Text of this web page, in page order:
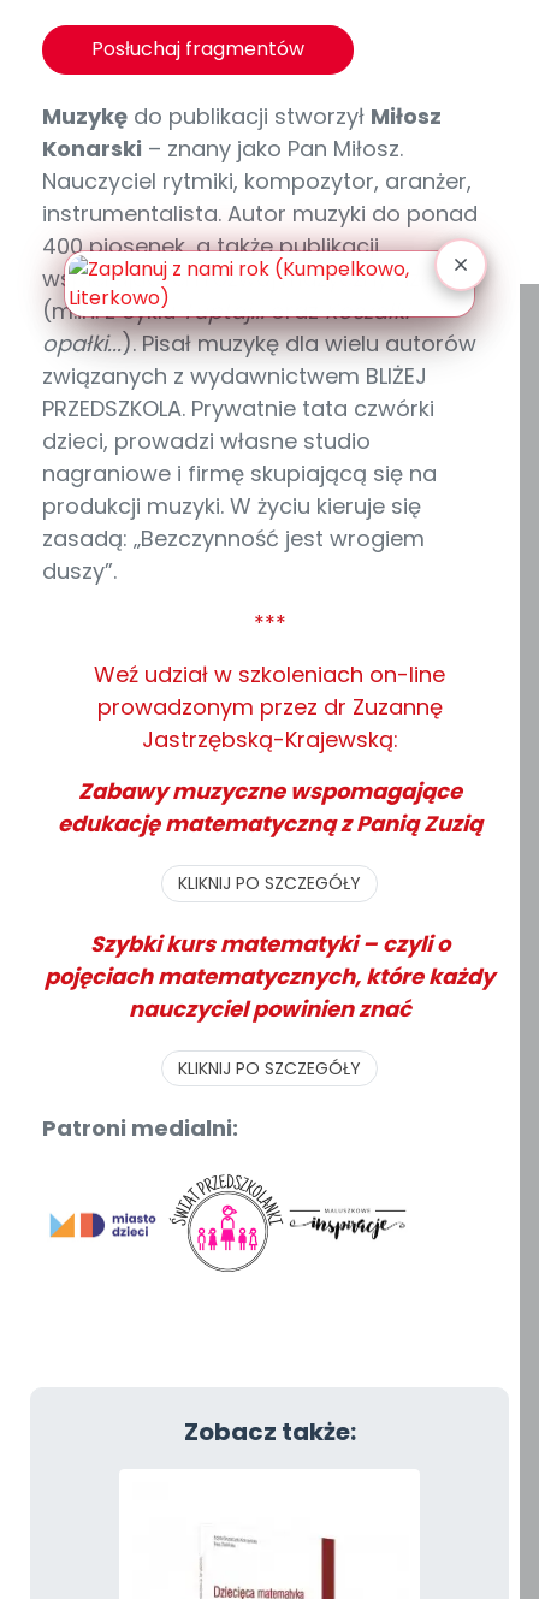
Posłuchaj fragmentów
Muzykę do publikacji stworzył Miłosz
Konarski – znany jako Pan Miłosz.
Nauczyciel rytmiki, kompozytor, aranżer,
instrumentalista. Autor muzyki do ponad
400 piosenek, a także publikacji
wspierających rozwój muzyczny dzieci
(m.in. z cykluTuptaj...orazKoszałki-
opałki...). Pisał muzykę dla wielu autorów
związanych z wydawnictwem BLIŻEJ
PRZEDSZKOLA. Prywatnie tata czwórki
dzieci, prowadzi własne studio
nagraniowe i firmę skupiającą się na
produkcji muzyki. W życiu kieruje się
zasadą: „Bezczynność jest wrogiem
duszy”.
***
Weź udział w szkoleniach on-line
prowadzonym przez dr Zuzannę
Jastrzębską-Krajewską:
Zabawy muzyczne wspomagające
edukację matematyczną z Panią Zuzią
KLIKNIJ PO SZCZEGÓŁY
Szybki kurs matematyki – czyli o
pojęciach matematycznych, które każdy
nauczyciel powinien znać
KLIKNIJ PO SZCZEGÓŁY
Patroni medialni:
Zobacz także: